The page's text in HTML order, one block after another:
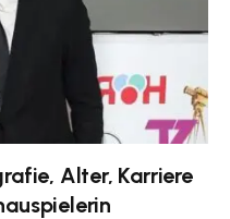
Alter, Karriere